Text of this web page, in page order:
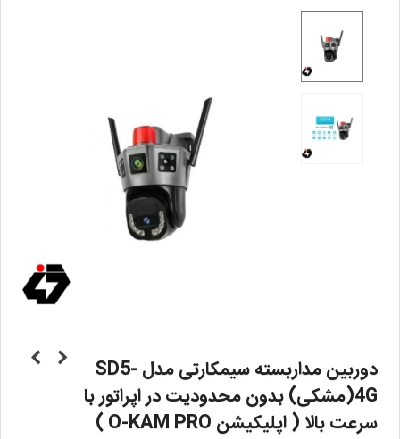
دوربین مداربسته سیمکارتی مدل SD5-
4G(مشکی) بدون محدودیت در اپراتور با
سرعت بالا ( اپلیکیشن O-KAM PRO )